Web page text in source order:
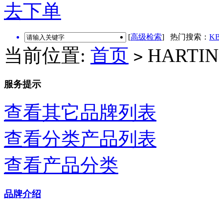
去下单
[高级检索] 热门搜索：
当前位置: 首页 >
服务提示
查看其它品牌列表
查看分类产品列表
查看产品分类
品牌介绍